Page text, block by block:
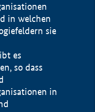
in welchen
sie
es
so dass
in